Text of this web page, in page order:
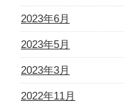
2023年6月
2023年5月
2023年3月
2022年11月